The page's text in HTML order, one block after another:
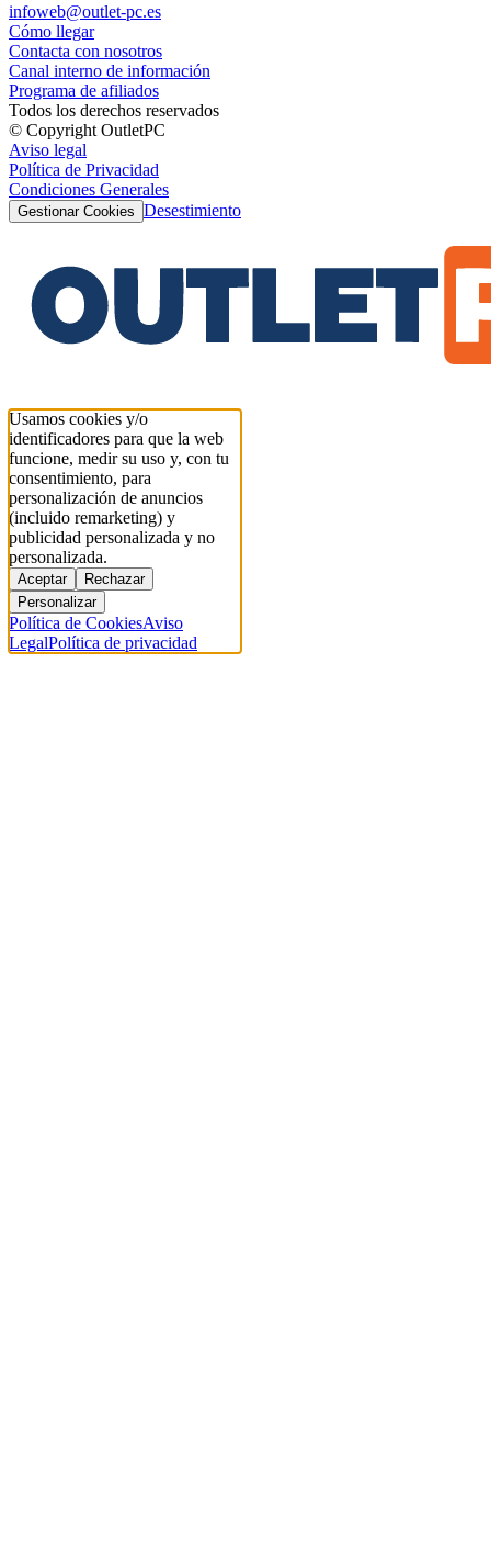
infoweb@outlet-pc.es
Cómo llegar
Contacta con nosotros
Canal interno de información
Programa de afiliados
Todos los derechos reservados
© Copyright OutletPC
Aviso legal
Política de Privacidad
Condiciones Generales
Gestionar Cookies Desestimiento
Usamos cookies y/o
identificadores para que la web
funcione, medir su uso y, con tu
consentimiento, para
personalización de anuncios
(incluido remarketing) y
publicidad personalizada y no
personalizada.
Aceptar
Rechazar
Personalizar
Política de CookiesAviso
LegalPolítica de privacidad